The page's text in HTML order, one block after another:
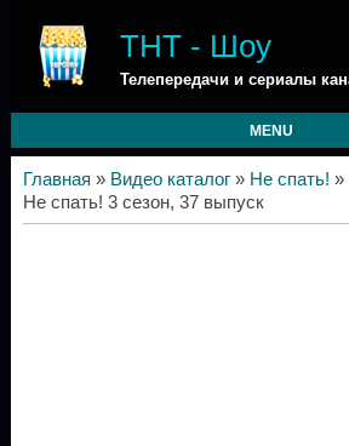
ТНТ - Шоу
Телепередачи и сериалы
MENU
Главная » Видео каталог» Не спать! »
Не спать! 3 сезон, 37 выпуск